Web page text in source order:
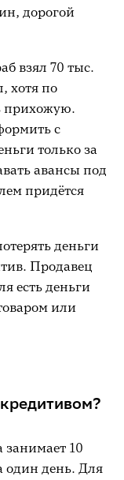
дорогой
взял 70 тыс.
хотя по
прихожую.
с
только за
авансы под
придётся
деньги
Продавец
есть деньги
или
10
один день. Для